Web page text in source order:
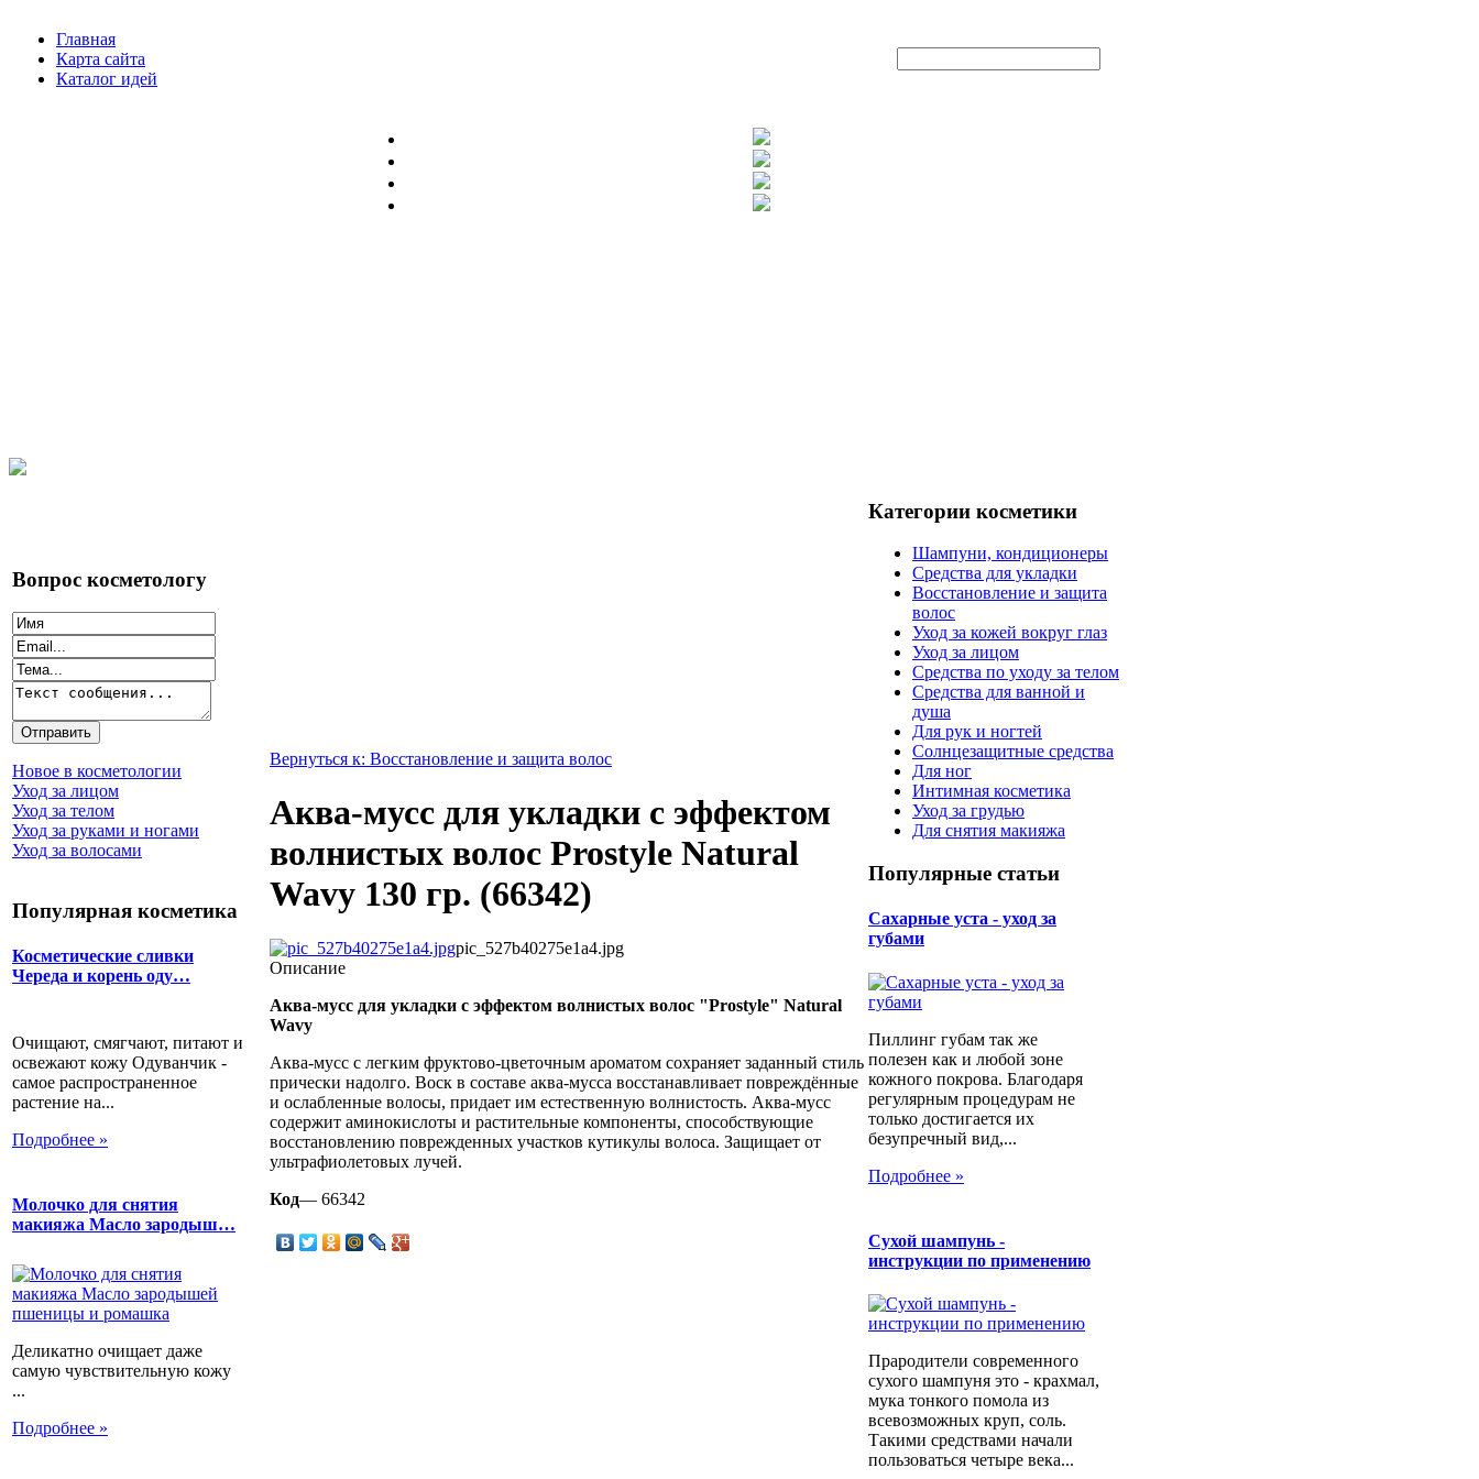
Главная
Карта сайта
Каталог идей
Вопрос косметологу
Новое в косметологии
Уход за лицом
Уход за телом
Уход за руками и ногами
Уход за волосами
Популярная косметика
Косметические сливки
Череда и корень оду…
Очищают, смягчают, питают и
освежают кожу Одуванчик -
самое распространенное
растение на...
Подробнее »
Молочко для снятия
макияжа Масло зародыш…
Деликатно очищает даже
самую чувствительную кожу
...
Подробнее »
Вернуться к: Восстановление и защита волос
Аква-мусс для укладки с эффектом
волнистых волос Prostyle Natural
Wavy 130 гр. (66342)
pic_527b40275e1a4.jpg
Описание
Аква-мусс для укладки с эффектом волнистых волос "Prostyle" Natural
Wavy
Аква-мусс с легким фруктово-цветочным ароматом сохраняет заданный стиль
прически надолго. Воск в составе аква-мусса восстанавливает повреждённые
и ослабленные волосы, придает им естественную волнистость. Аква-мусс
содержит аминокислоты и растительные компоненты, способствующие
восстановлению поврежденных участков кутикулы волоса. Защищает от
ультрафиолетовых лучей.
Код— 66342
Категории косметики
Шампуни, кондиционеры
Средства для укладки
Восстановление и защита
волос
Уход за кожей вокруг глаз
Уход за лицом
Средства по уходу за телом
Средства для ванной и
душа
Для рук и ногтей
Солнцезащитные средства
Для ног
Интимная косметика
Уход за грудью
Для снятия макияжа
Популярные статьи
Сахарные уста - уход за
губами
Пиллинг губам так же
полезен как и любой зоне
кожного покрова. Благодаря
регулярным процедурам не
только достигается их
безупречный вид,...
Подробнее »
Сухой шампунь -
инструкции по применению
Прародители современного
сухого шампуня это - крахмал,
мука тонкого помола из
всевозможных круп, соль.
Такими средствами начали
пользоваться четыре века...